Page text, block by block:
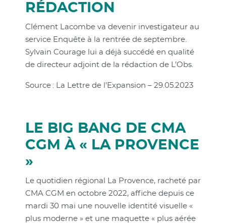
RÉDACTION
Clément Lacombe va devenir investigateur au
service Enquête à la rentrée de septembre.
Sylvain Courage lui a déjà succédé en qualité
de directeur adjoint de la rédaction de L’Obs.
Source : La Lettre de l’Expansion – 29.05.2023
LE BIG BANG DE CMA
CGM À « LA PROVENCE
»
Le quotidien régional La Provence, racheté par
CMA CGM en octobre 2022, affiche depuis ce
mardi 30 mai une nouvelle identité visuelle «
plus moderne » et une maquette « plus aérée